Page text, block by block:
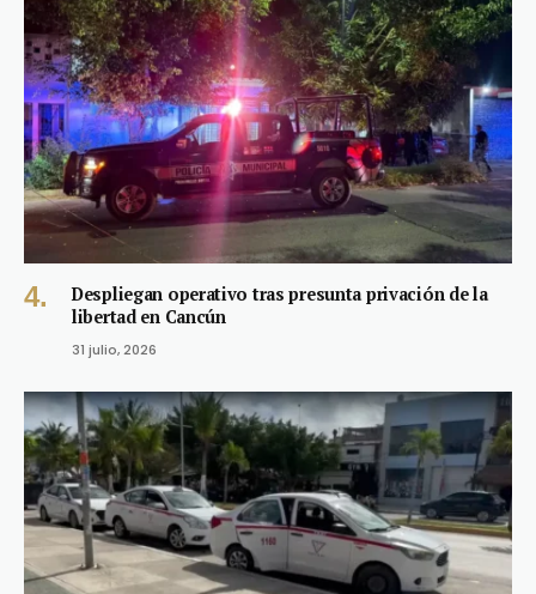
Despliegan operativo tras presunta privación de la
libertad en Cancún
31 julio, 2026